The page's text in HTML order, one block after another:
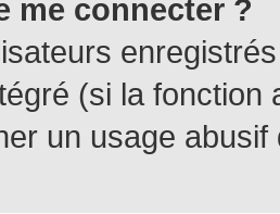
me connecter ?
(si la fonction
un usage